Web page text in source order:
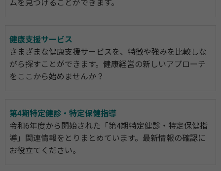
ムを見つけることができます。
健康支援サービス
さまざまな健康支援サービスを、特徴や強みを比較しな
がら探すことができます。健康経営の新しいアプローチ
をここから始めませんか？
第4期特定健診・特定保健指導
令和6年度から開始された「第4期特定健診・特定保健指
導」関連情報をとりまとめています。最新情報の確認に
お役立てください。